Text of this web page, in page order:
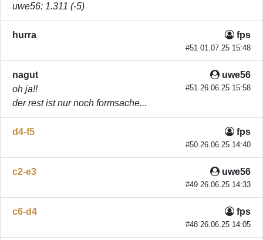
uwe56: 1.311 (-5)
fps
#51 01.07.25 15:48
hurra
uwe56
#51 26.06.25 15:58
nagut
oh ja!!
der rest ist nur noch formsache...
fps
#50 26.06.25 14:40
d4-f5
uwe56
#49 26.06.25 14:33
c2-e3
fps
#48 26.06.25 14:05
c6-d4